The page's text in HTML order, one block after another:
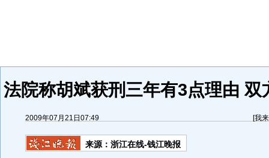
法院称胡斌获刑三年有3点理由 双
2009年07月21日07:49 [我
来源： 浙江在线-钱江晚报